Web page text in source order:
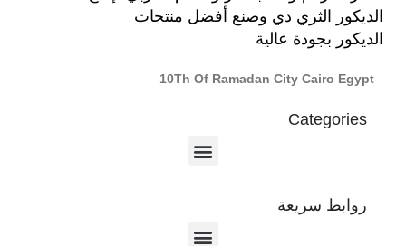
الديكور الثري دي وصنع أفضل منتجات
الديكور بجودة عالية
10Th Of Ramadan City Cairo Egypt
Categories
روابط سريعة